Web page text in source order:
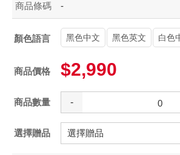
商品條碼 -
顏色語言 黑色中文 黑色英文 白色
商品價格 $2,990
商品數量 -
選擇贈品